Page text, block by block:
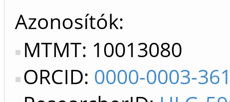
Azonosítók
MTMT: 10013080
ORCID: 0000-0003-